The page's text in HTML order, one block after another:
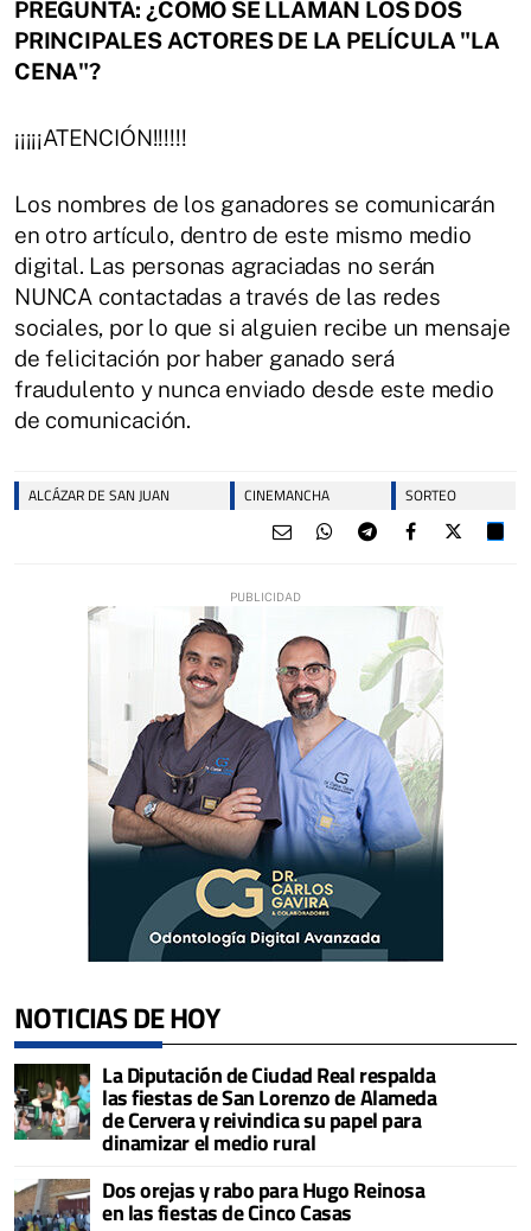
PREGUNTA: ¿CÓMO SE LLAMAN LOS DOS
PRINCIPALES ACTORES DE LA PELÍCULA "LA
CENA"?
¡¡¡¡¡ATENCIÓN!!!!!!
Los nombres de los ganadores se comunicarán
en otro artículo, dentro de este mismo medio
digital. Las personas agraciadas no serán
NUNCA contactadas a través de las redes
sociales, por lo que si alguien recibe un mensaje
de felicitación por haber ganado será
fraudulento y nunca enviado desde este medio
de comunicación.
ALCÁZAR DE SAN JUAN CINEMANCHA SORTEO
NOTICIAS DE HOY
La Diputación de Ciudad Real respalda
las fiestas de San Lorenzo de Alameda
de Cervera y reivindica su papel para
dinamizar el medio rural
Dos orejas y rabo para Hugo Reinosa
en las fiestas de Cinco Casas